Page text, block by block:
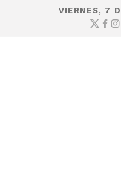
VIERNES, 7